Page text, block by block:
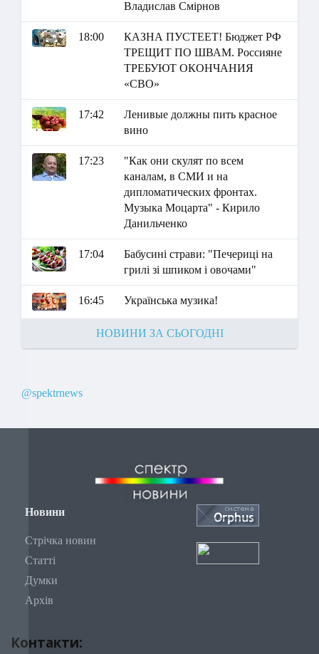
Владислав Смірнов
18:00
КАЗНА ПУСТЕЕТ! Бюджет РФ
ТРЕЩИТ ПО ШВАМ. Россияне
ТРЕБУЮТ ОКОНЧАНИЯ
«СВО»
17:42
Ленивые должны пить красное
вино
17:23
"Как они скулят по всем
каналам, в СМИ и на
дипломатических фронтах.
Музыка Моцарта" - Кирило
Данильченко
17:04
Бабусині страви: "Печериці на
грилі зі шпиком і овочами"
16:45 Українська музика!
НОВИНИ ЗА СЬОГОДНІ
@spektrnews
Новини
Стрічка новин
Статті
Думки
Архів
Контакти: